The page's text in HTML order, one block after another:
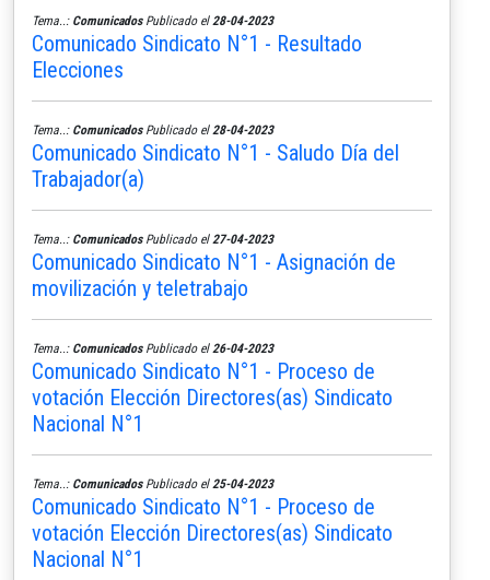
Tema..: ComunicadosPublicado el 28-04-2023
Comunicado Sindicato N°1 - Resultado
Elecciones
Tema..: ComunicadosPublicado el 28-04-2023
Comunicado Sindicato N°1 - Saludo Día del
Trabajador(a)
Tema..: ComunicadosPublicado el 27-04-2023
Comunicado Sindicato N°1 - Asignación de
movilización y teletrabajo
Tema..: ComunicadosPublicado el 26-04-2023
Comunicado Sindicato N°1 - Proceso de
votación Elección Directores(as) Sindicato
Nacional N°1
Tema..: ComunicadosPublicado el 25-04-2023
Comunicado Sindicato N°1 - Proceso de
votación Elección Directores(as) Sindicato
Nacional N°1